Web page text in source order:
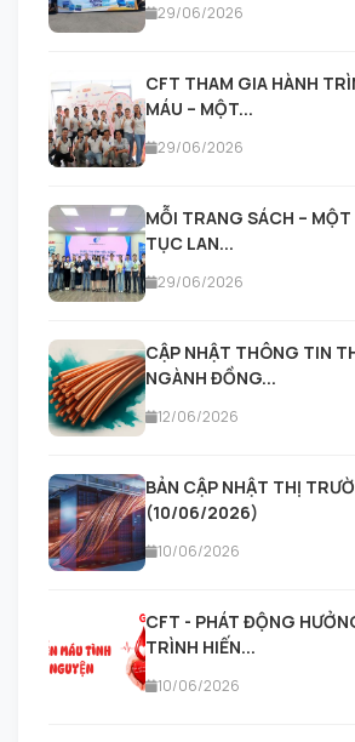
29/06/2026
CFT THAM GIA HÀNH
MÁU – MỘT...
29/06/2026
MỖI TRANG SÁCH –
TỤC LAN...
29/06/2026
CẬP NHẬT THÔNG TIN
NGÀNH ĐỒNG...
12/06/2026
BẢN CẬP NHẬT THỊ
(10/06/2026)
10/06/2026
CFT - PHÁT ĐỘNG
TRÌNH HIẾN...
10/06/2026